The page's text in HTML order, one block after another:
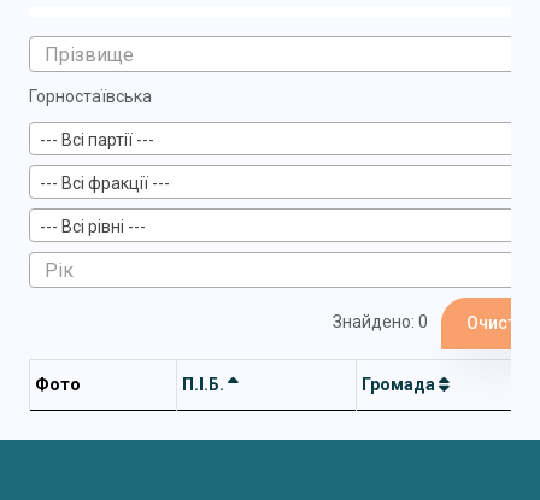
Горностаївська
--- Всі партії ---
--- Всі фракції ---
--- Всі рівні ---
Знайдено: 0
Фото П.І.Б. Громада